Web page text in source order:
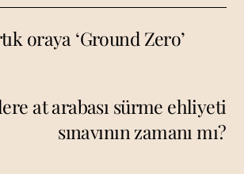
oraya ‘Ground Zero’
at arabası sürme ehliyeti
sınavının zamanı mı?